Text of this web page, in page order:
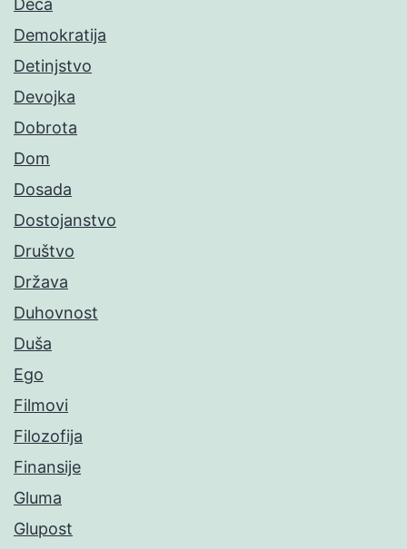
Deca
Demokratija
Detinjstvo
Devojka
Dobrota
Dom
Dosada
Dostojanstvo
Društvo
Država
Duhovnost
Duša
Ego
Filmovi
Filozofija
Finansije
Gluma
Glupost